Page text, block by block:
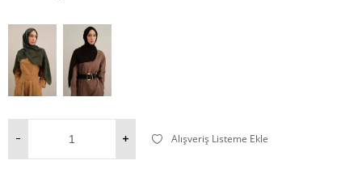
Alışveriş Listeme Ekle